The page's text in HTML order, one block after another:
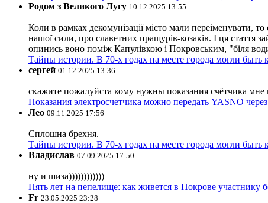
Родом з Великого Лугу 10.12.2025 13:55
Коли в рамках декомунізації місто мали переіменувати,
нашої сили, про славетних пращурів-козаків. І ця стаття
опинись воно поміж Капулівкою і Покровським, "біля
Тайны истории. В 70-х годах на месте города могли
сергей 01.12.2025 13:36
скажите пожалуйста кому нужны показания счётчика мне
Показания электросчетчика можно передать YASNO
Лео 09.11.2025 17:56
Сплошна брехня.
Тайны истории. В 70-х годах на месте города могли
Владислав 07.09.2025 17:50
ну и шиза))))))))))))
Пять лет на пепелище: как живется в Покрове
Fr 23.05.2025 23:28